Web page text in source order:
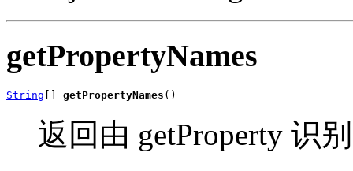
getPropertyNames
String [] getPropertyNames ()
返回由 getProperty 识